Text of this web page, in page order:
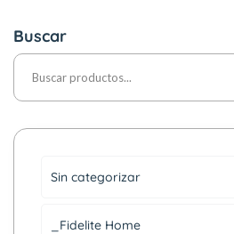
Buscar
Sin categorizar
_Fidelite Home